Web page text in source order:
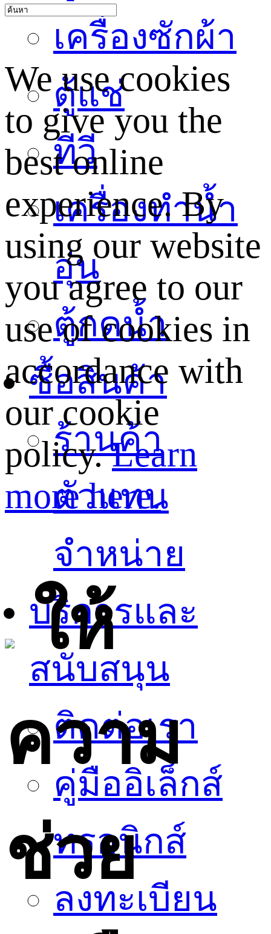
เครื่องซักผ้า
ตู้แช่
ทีวี
เครื่องทำน้ำ
อุ่น
ตู้กดน้ำ
ซื้อสินค้า
ร้านค้า
ตัวแทน
จำหน่าย
บริการและ
สนับสนุน
ติดต่อเรา
คู่มืออิเล็กส์
ทรอนิกส์
ลงทะเบียน
We use cookies
to give you the
best online
experience. By
using our website
you agree to our
use of cookies in
accordance with
our cookie
policy.Learn
more here.
ให้
ความ
ช่วย